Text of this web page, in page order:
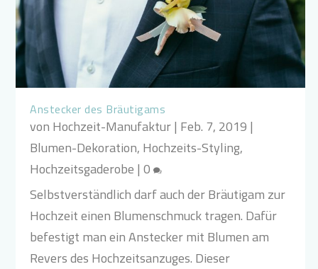
Anstecker des Bräutigams
von Hochzeit-Manufaktur| Feb. 7, 2019 |
Blumen-Dekoration, Hochzeits-Styling,
Hochzeitsgaderobe |0
Selbstverständlich darf auch der Bräutigam zur
Hochzeit einen Blumenschmuck tragen. Dafür
befestigt man ein Anstecker mit Blumen am
Revers des Hochzeitsanzuges. Dieser